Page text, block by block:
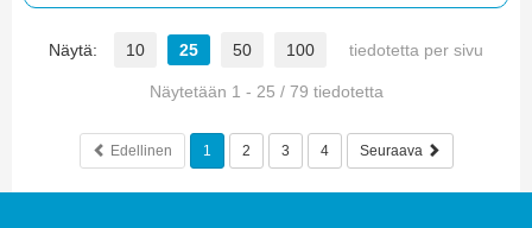
Näytä: 10 25 50 100 tiedotetta per sivu
Näytetään 1 - 25 / 79 tiedotetta
Edellinen 1 2 3 4 Seuraava